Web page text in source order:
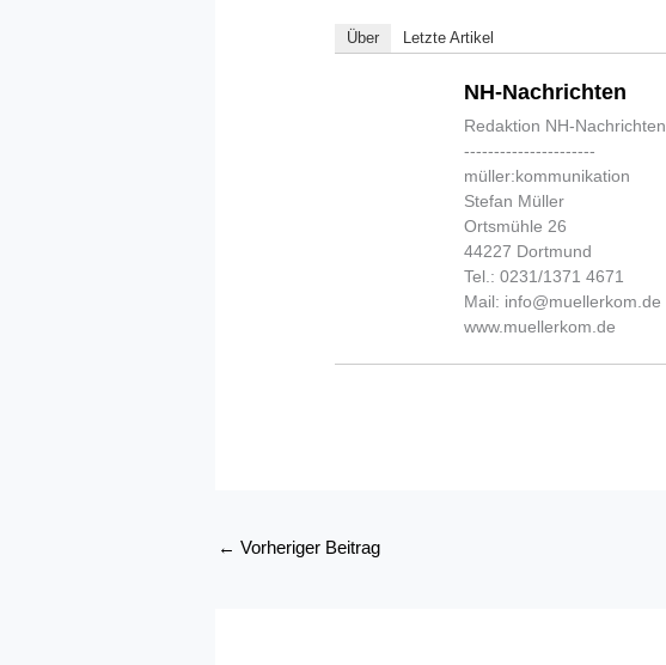
Über Letzte Artikel
NH-Nachrichten
Redaktion NH-Nachrichten
----------------------
müller:kommunikation
Stefan Müller
Ortsmühle 26
44227 Dortmund
Tel.: 0231/1371 4671
Mail: info@muellerkom.de
www.muellerkom.de
← Vorheriger Beitrag